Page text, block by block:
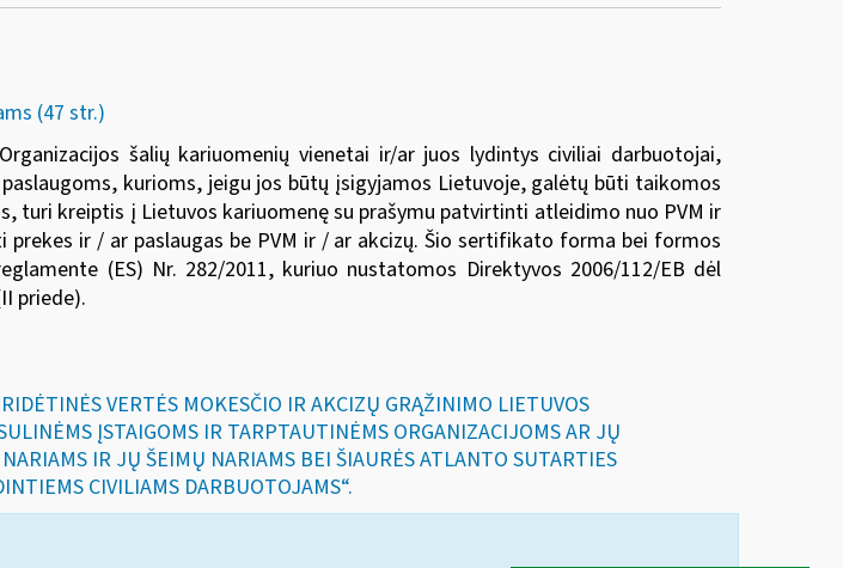
(47 str.)
šalių kariuomenių vienetai ir/ar juos lydintys civiliai darbuotojai,
kurioms, jeigu jos būtų įsigyjamos Lietuvoje, galėtų būti taikomos
turi kreiptis į Lietuvos kariuomenę su prašymu patvirtinti atleidimo nuo PVM ir
ir / ar paslaugas be PVM ir / ar akcizų. Šio sertifikato forma bei formos
(ES) Nr. 282/2011, kuriuo nustatomos Direktyvos 2006/112/EB dėl
priede).
VERTĖS MOKESČIO IR AKCIZŲ GRĄŽINIMO LIETUVOS
ĮSTAIGOMS IR TARPTAUTINĖMS ORGANIZACIJOMS AR JŲ
IR JŲ ŠEIMŲ NARIAMS BEI ŠIAURĖS ATLANTO SUTARTIES
CIVILIAMS DARBUOTOJAMS“.